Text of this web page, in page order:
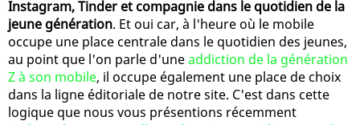
Instagram, Tinder et compagnie dans le quotidien de la
jeune génération. Et oui car, à l'heure où le mobile
occupe une place centrale dans le quotidien des jeunes,
au point que l'on parle d'uneaddiction de la génération
Z à son mobile, il occupe également une place de choix
dans la ligne éditoriale de notre site. C'est dans cette
logique que nous vous présentions récemment